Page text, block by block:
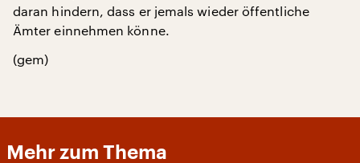
daran hindern, dass er jemals wieder öffentliche
Ämter einnehmen könne.
(gem)
Mehr zum Thema